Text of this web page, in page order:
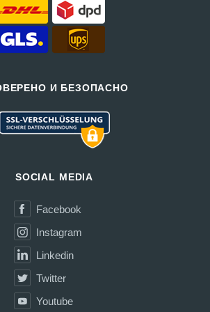
И БЕЗОПАСНО
SOCIAL MEDIA
Facebook
Instagram
Linkedin
Twitter
Youtube